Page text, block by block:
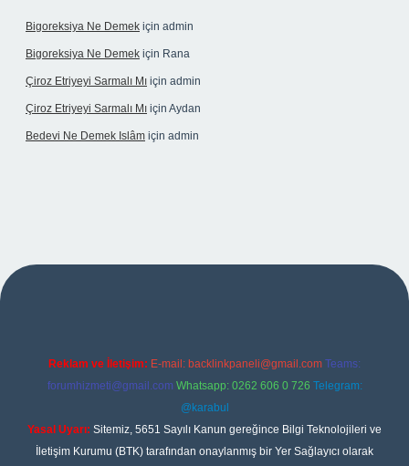
Bigoreksiya Ne Demek için admin
Bigoreksiya Ne Demek için Rana
Çiroz Etriyeyi Sarmalı Mı için admin
Çiroz Etriyeyi Sarmalı Mı için Aydan
Bedevi Ne Demek Islâm için admin
Reklam ve İletişim: E-mail: backlinkpaneli@gmail.com Teams:
forumhizmeti@gmail.com Whatsapp: 0262 606 0 726 Telegram:
@karabul
Yasal Uyarı: Sitemiz, 5651 Sayılı Kanun gereğince Bilgi Teknolojileri ve
İletişim Kurumu (BTK) tarafından onaylanmış bir Yer Sağlayıcı olarak